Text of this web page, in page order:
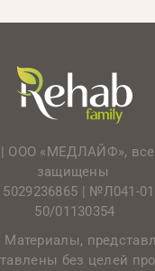
ООО «МЕДЛАЙФ», все
защищены
| №Л041-
50/01130354
без целей